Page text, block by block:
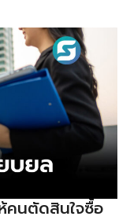
ร์บางแบรนด์ถึงวาง
นเพียงแค่เปิดพรีออ
นอาหารบางร้านถึง
โดยบังเอิญ แต่เป็น
นใหญ่พร้อมจะคล้อย
วิจัย “ER-OR
กรรมตามกระแสของ
ร มหาวิทยาลัยมหิดล
น แต่สามารถเป็นจุด
ะแสแบบไร้เหตุผล ผศ.
าด วิทยาลัยการ
คนตัดสินใจซื้อ